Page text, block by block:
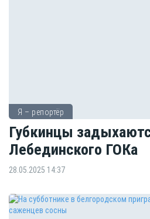
Я – репортёр
Губкинцы
Лебединского ГОКа
28.05.2025 14:37